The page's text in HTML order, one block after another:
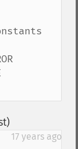
17 years ago